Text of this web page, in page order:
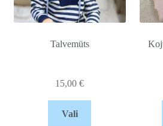
Talvemüts
15,00€
Vali